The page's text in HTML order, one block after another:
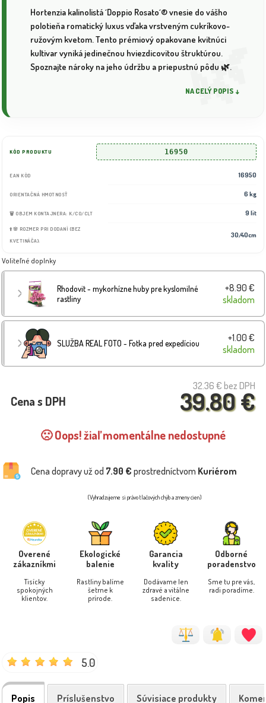
Hortenzia kalinolistá ´Doppio Rosato´® vnesie do vášho
polotieňa romatický luxus vďaka vrstveným cukríkovo-
ružovým kvetom. Tento prémiový opakovane kvitnúci
kultivar vyniká jedinečnou hviezdicovitou štruktúrou.
Spoznajte nároky na jeho údržbu a priepustnú pôdu 🌿.
NA CELÝ POPIS ↓
KÓD PRODUKTU 16950
EAN KÓD 16950
ORIENTAČNÁ HMOTNOSŤ 6 kg
🗑️ OBJEM KONTAJNERA: K/CO/CLT 9 lit
⬆️🌸 ROZMER PRI DODANÍ (BEZ
KVETINÁČA):
30/40cm
Voliteľné doplnky
Rhodovit - mykorhízne huby pre kyslomilné
rastliny
+8.90 €
skladom
SLUŽBA REAL FOTO - Fotka pred expedíciou
+1.00 €
skladom
32.36 € bez DPH
39.80 €
Cena s DPH
🙁 Oops! žiaľ momentálne nedostupné
Cena dopravy už od 7.90 € prostredníctvom Kuriérom
(Vyhradzujeme si právo tlačových chýb a zmeny cien)
Overené
zákazníkmi
Tisícky
spokojných
klientov.
Ekologické
balenie
Rastliny balíme
šetrne k
prírode.
Garancia
kvality
Dodávame len
zdravé a vitálne
sadenice.
Odborné
poradenstvo
Sme tu pre vás,
radi poradíme.
5.0
Popis Príslušenstvo Súvisiace produkty